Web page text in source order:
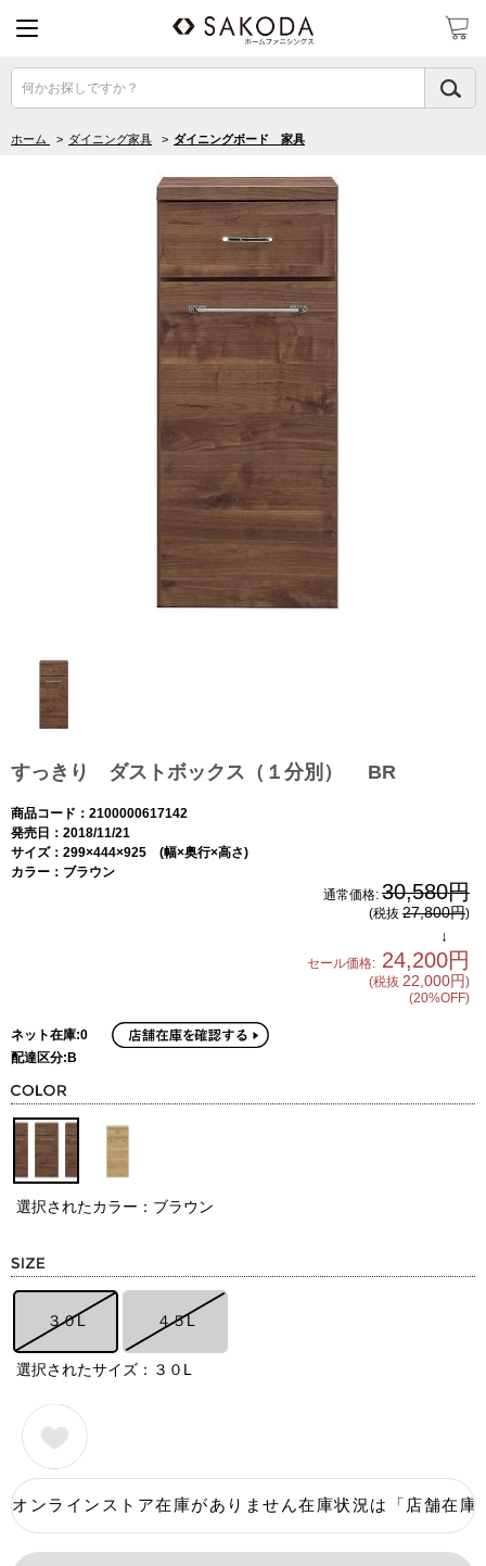
何かお探しですか？
ホーム > ダイニング家具 > ダイニングボード 家具
すっきり ダストボックス（１分別） BR
商品コード：2100000617142
発売日：2018/11/21
サイズ：299×444×925 (幅×奥行×高さ)
カラー：ブラウン
通常価格: 30,580円
(税抜 27,800円)
↓
セール価格: 24,200円
(税抜 22,000円)
(20%OFF)
ネット在庫:0
配達区分:B
選択されたカラー：ブラウン
３０L ４５L
選択されたサイズ：３０L